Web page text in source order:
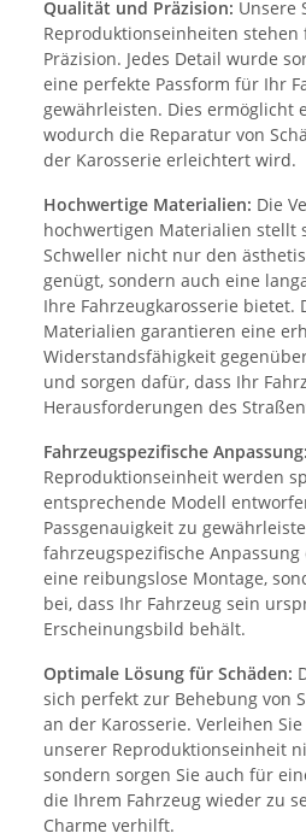
Qualität und Präzision: Unsere
Reproduktionseinheiten
Präzision. Jedes Detail wurde
eine perfekte Passform für Ihr
gewährleisten. Dies ermöglicht
wodurch die Reparatur von
der Karosserie erleichtert wird.
Hochwertige Materialien: Die
hochwertigen Materialien stellt
Schweller nicht nur den
genügt, sondern auch eine
Ihre Fahrzeugkarosserie bietet.
Materialien garantieren eine
Widerstandsfähigkeit
und sorgen dafür, dass Ihr
Herausforderungen des
Fahrzeugspezifische Anpassung:
Reproduktionseinheit werden
entsprechende Modell
Passgenauigkeit zu
fahrzeugspezifische
eine reibungslose Montage,
bei, dass Ihr Fahrzeug sein
Erscheinungsbild behält.
Optimale Lösung für Schäden:
sich perfekt zur Behebung von
an der Karosserie. Verleihen
unserer Reproduktionseinheit
sondern sorgen Sie auch für
die Ihrem Fahrzeug wieder zu
Charme verhilft.